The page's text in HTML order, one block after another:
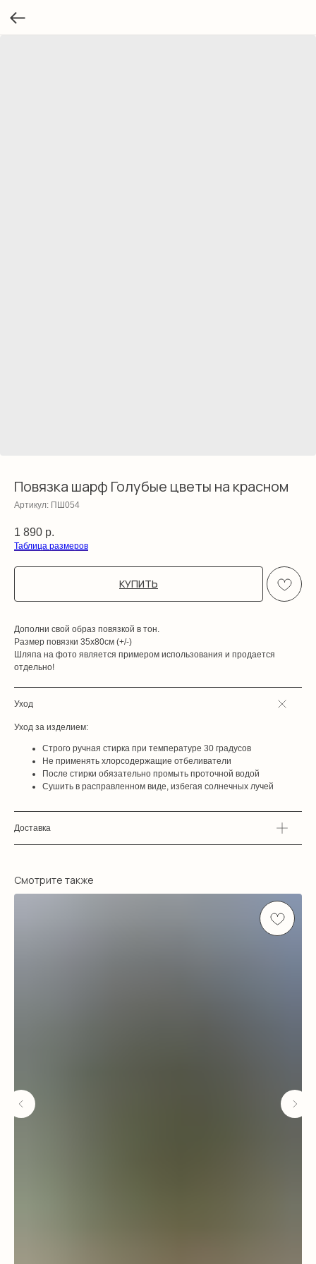
Повязка шарф Голубые цветы на красном
Артикул: ПШ054
1 890 р.
Таблица размеров
КУПИТЬ
Дополни свой образ повязкой в тон.
Размер повязки 35х80см (+/-)
Шляпа на фото является примером использования и продается
отдельно!
Уход
Уход за изделием:
Строго ручная стирка при температуре 30 градусов
Не применять хлорсодержащие отбеливатели
После стирки обязательно промыть проточной водой
Сушить в расправленном виде, избегая солнечных лучей
Доставка
Смотрите также